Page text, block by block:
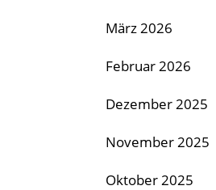
März 2026
Februar 2026
Dezember 2025
November 2025
Oktober 2025